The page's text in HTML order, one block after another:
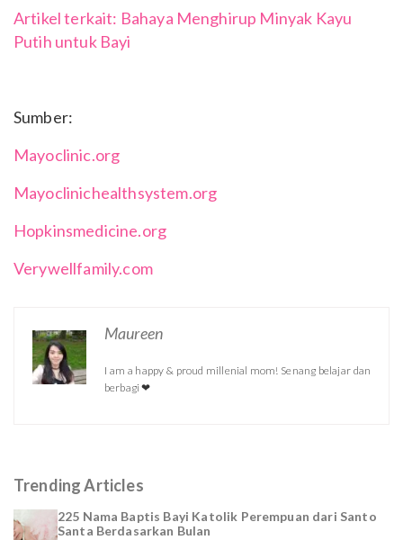
Artikel terkait: Bahaya Menghirup Minyak Kayu
Putih untuk Bayi
Sumber:
Mayoclinic.org
Mayoclinichealthsystem.org
Hopkinsmedicine.org
Verywellfamily.com
Maureen
I am a happy & proud millenial mom! Senang belajar dan
berbagi ❤
Trending Articles
225 Nama Baptis Bayi Katolik Perempuan dari Santo
Santa Berdasarkan Bulan